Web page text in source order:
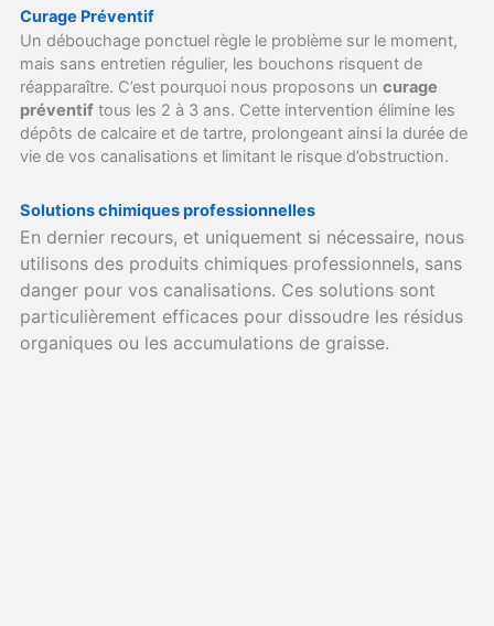
Curage Préventif
Un débouchage ponctuel règle le problème sur le moment,
mais sans entretien régulier, les bouchons risquent de
réapparaître. C’est pourquoi nous proposons un curage
préventif tous les 2 à 3 ans. Cette intervention élimine les
dépôts de calcaire et de tartre, prolongeant ainsi la durée de
vie de vos canalisations et limitant le risque d’obstruction.
Solutions chimiques professionnelles
En dernier recours, et uniquement si nécessaire, nous
utilisons des produits chimiques professionnels, sans
danger pour vos canalisations. Ces solutions sont
particulièrement efficaces pour dissoudre les résidus
organiques ou les accumulations de graisse.